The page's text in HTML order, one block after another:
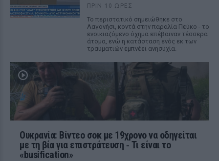
ΠΡΙΝ 10 ΏΡΕΣ
Το περιστατικό σημειώθηκε στο
Λαγονήσι, κοντά στην παραλία Πεύκο - το
ενοικιαζόμενο όχημα επέβαιναν τέσσερα
άτομα, ενώ η κατάσταση ενός εκ των
τραυματιών εμπνέει ανησυχία.
Ουκρανία: Βίντεο σοκ με 19χρονο να οδηγείται
με τη βία για επιστράτευση ‑ Τι είναι το
«busification»